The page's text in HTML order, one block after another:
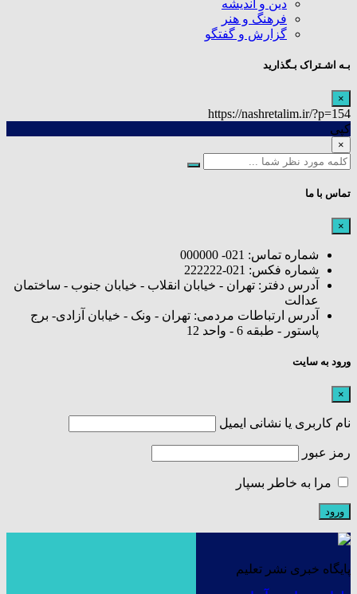
دین و اندیشه
فرهنگ و هنر
گزارش و گفتگو
بـه اشـتراک بـگذارید
×
https://nashretalim.ir/?p=154
کپی
×
تماس با ما
×
شماره تماس: 021- 000000
شماره فکس: 021-222222
آدرس دفتر: تهران - خیابان انقلاب - خیابان جنوب - ساختمان
عدالت
آدرس ارتباطات مردمی: تهران - ونک - خیابان آزادی- برج
پاستور - طبقه 6 - واحد 12
ورود به سایت
×
نام کاربری یا نشانی ایمیل
رمز عبور
مرا به خاطر بسپار
پایگاه خبری نشر تعلیم